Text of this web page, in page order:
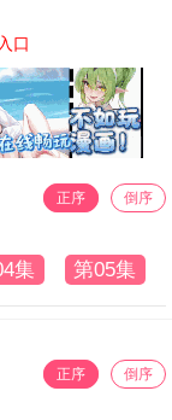
口
正序 倒序
集 第05集
正序 倒序